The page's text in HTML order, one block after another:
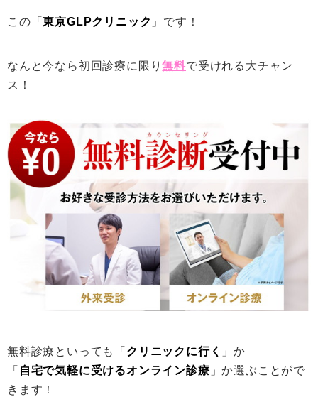
この「東京GLPクリニック 」です！
なんと今なら初回診療に限り無料で受けれる大チャン
ス！
無料診療といっても「 クリニックに行く
」か
「 自宅で気軽に受けるオンライン診療 」か選ぶことがで
きます！